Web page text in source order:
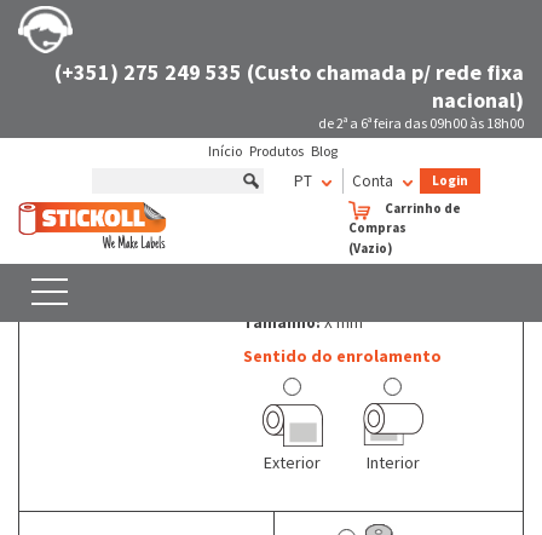
(+351) 275 249 535 (Custo chamada p/ rede fixa
nacional)
de 2ª a 6ª feira das 09h00 às 18h00
Início Produtos Blog
PT Conta
Login
Carrinho de
Compras
(Vazio)
Rolos de etiquetas não térmicas Quadradas
Rolos de etiquetas não térmicas - Quadradas - X mm
Etiquetas em rolo
Tamanho:X mm
Sentido do enrolamento
Exterior Interior